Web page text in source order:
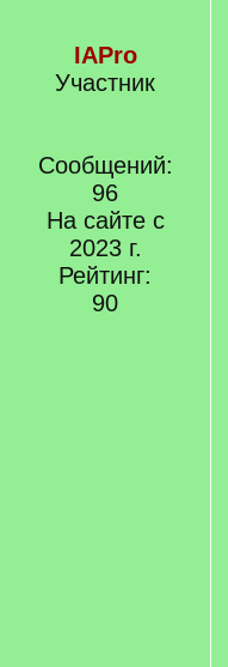
IAPro
Участник
Сообщений:
96
На сайте с
2023 г.
Рейтинг:
90